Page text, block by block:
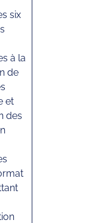
six
à la
de
et
des